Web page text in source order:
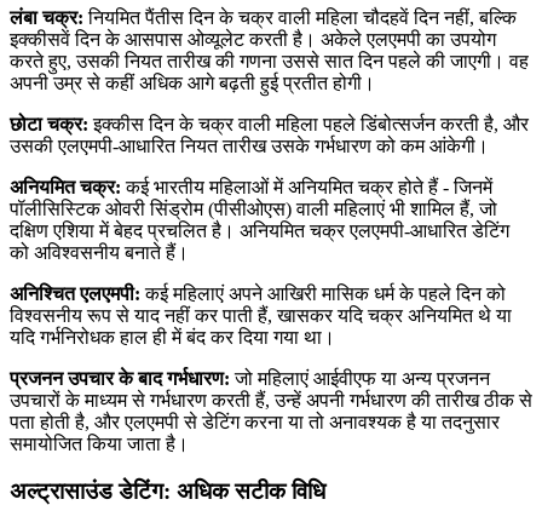
लंबा चक्र: नियमित पैंतीस दिन के चक्र वाली महिला चौदहवें दिन नहीं, बल्कि
इक्कीसवें दिन के आसपास ओव्यूलेट करती है। अकेले एलएमपी का उपयोग
करते हुए, उसकी नियत तारीख की गणना उससे सात दिन पहले की जाएगी। वह
अपनी उम्र से कहीं अधिक आगे बढ़ती हुई प्रतीत होगी।
छोटा चक्र: इक्कीस दिन के चक्र वाली महिला पहले डिंबोत्सर्जन करती है, और
उसकी एलएमपी-आधारित नियत तारीख उसके गर्भधारण को कम आंकेगी।
अनियमित चक्र: कई भारतीय महिलाओं में अनियमित चक्र होते हैं - जिनमें
पॉलीसिस्टिक ओवरी सिंड्रोम (पीसीओएस) वाली महिलाएं भी शामिल हैं, जो
दक्षिण एशिया में बेहद प्रचलित है। अनियमित चक्र एलएमपी-आधारित डेटिंग
को अविश्वसनीय बनाते हैं।
अनिश्चित एलएमपी: कई महिलाएं अपने आखिरी मासिक धर्म के पहले दिन को
विश्वसनीय रूप से याद नहीं कर पाती हैं, खासकर यदि चक्र अनियमित थे या
यदि गर्भनिरोधक हाल ही में बंद कर दिया गया था।
प्रजनन उपचार के बाद गर्भधारण: जो महिलाएं आईवीएफ या अन्य प्रजनन
उपचारों के माध्यम से गर्भधारण करती हैं, उन्हें अपनी गर्भधारण की तारीख ठीक से
पता होती है, और एलएमपी से डेटिंग करना या तो अनावश्यक है या तदनुसार
समायोजित किया जाता है।
अल्ट्रासाउंड डेटिंग: अधिक सटीक विधि